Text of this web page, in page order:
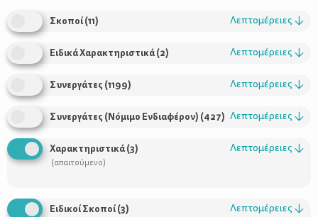
Σκοποί(11) Λεπτομέρειες ↓
Ειδικά Χαρακτηριστικά(2) Λεπτομέρειες ↓
Συνεργάτες (1199) Λεπτομέρειες ↓
Συνεργάτες (Νόμιμο Ενδιαφέρον) (427) Λεπτομέρειες ↓
Χαρακτηριστικά(3)
(απαιτούμενο)
Λεπτομέρειες ↓
Ειδικοί Σκοποί(3) Λεπτομέρειες ↓